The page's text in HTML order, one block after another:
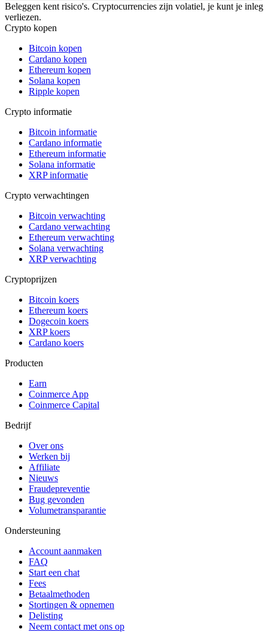
Beleggen kent risico's. Cryptocurrencies zijn volatiel, je kunt je inleg
verliezen.
Crypto kopen
Bitcoin kopen
Cardano kopen
Ethereum kopen
Solana kopen
Ripple kopen
Crypto informatie
Bitcoin informatie
Cardano informatie
Ethereum informatie
Solana informatie
XRP informatie
Crypto verwachtingen
Bitcoin verwachting
Cardano verwachting
Ethereum verwachting
Solana verwachting
XRP verwachting
Cryptoprijzen
Bitcoin koers
Ethereum koers
Dogecoin koers
XRP koers
Cardano koers
Producten
Earn
Coinmerce App
Coinmerce Capital
Bedrijf
Over ons
Werken bij
Affiliate
Nieuws
Fraudepreventie
Bug gevonden
Volumetransparantie
Ondersteuning
Account aanmaken
FAQ
Start een chat
Fees
Betaalmethoden
Stortingen & opnemen
Delisting
Neem contact met ons op